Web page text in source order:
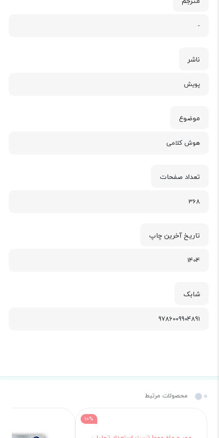
-
ناشر
پویش
موضوع
هوش کلامی
تعداد صفحات
368
تاریخ آخرین چاپ
1404
شابک
9786009904891
محصولات مرتبط
10%